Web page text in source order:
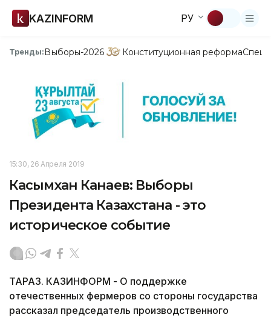
KAZINFORM РУ
Тренды:Выборы-2026 Конституционная реформа
15:30, 26 Апреля 2019
Касымхан Канаев: Выборы
Президента Казахстана - это
историческое событие
ТАРАЗ. КАЗИНФОРМ - О поддержке
отечественных фермеров со стороны государства
рассказал председатель производственного